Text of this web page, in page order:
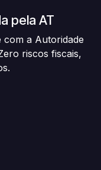
pela AT
com a Autoridade
riscos fiscais,